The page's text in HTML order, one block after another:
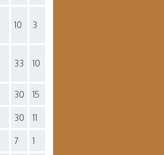
10 3
33 10
30 15
30 11
7 1